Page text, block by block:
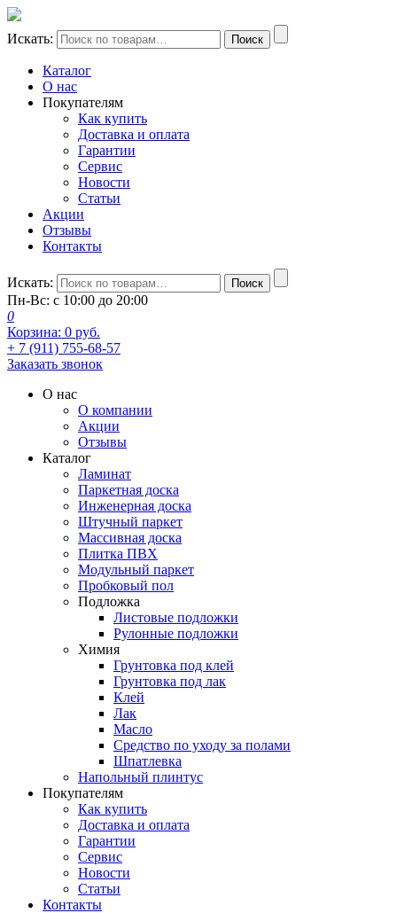
Искать: Поиск
Каталог
О нас
Покупателям
Как купить
Доставка и оплата
Гарантии
Сервис
Новости
Статьи
Акции
Отзывы
Контакты
Искать: Поиск
Пн-Вс: с 10:00 до 20:00
0
Корзина: 0 руб.
+ 7 (911) 755-68-57
Заказать звонок
О нас
О компании
Акции
Отзывы
Каталог
Ламинат
Паркетная доска
Инженерная доска
Штучный паркет
Массивная доска
Плитка ПВХ
Модульный паркет
Пробковый пол
Подложка
Листовые подложки
Рулонные подложки
Химия
Грунтовка под клей
Грунтовка под лак
Клей
Лак
Масло
Средство по уходу за полами
Шпатлевка
Напольный плинтус
Покупателям
Как купить
Доставка и оплата
Гарантии
Сервис
Новости
Статьи
Контакты